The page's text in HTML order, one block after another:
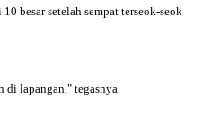
besar setelah sempat terseok-seok
di lapangan," tegasnya.